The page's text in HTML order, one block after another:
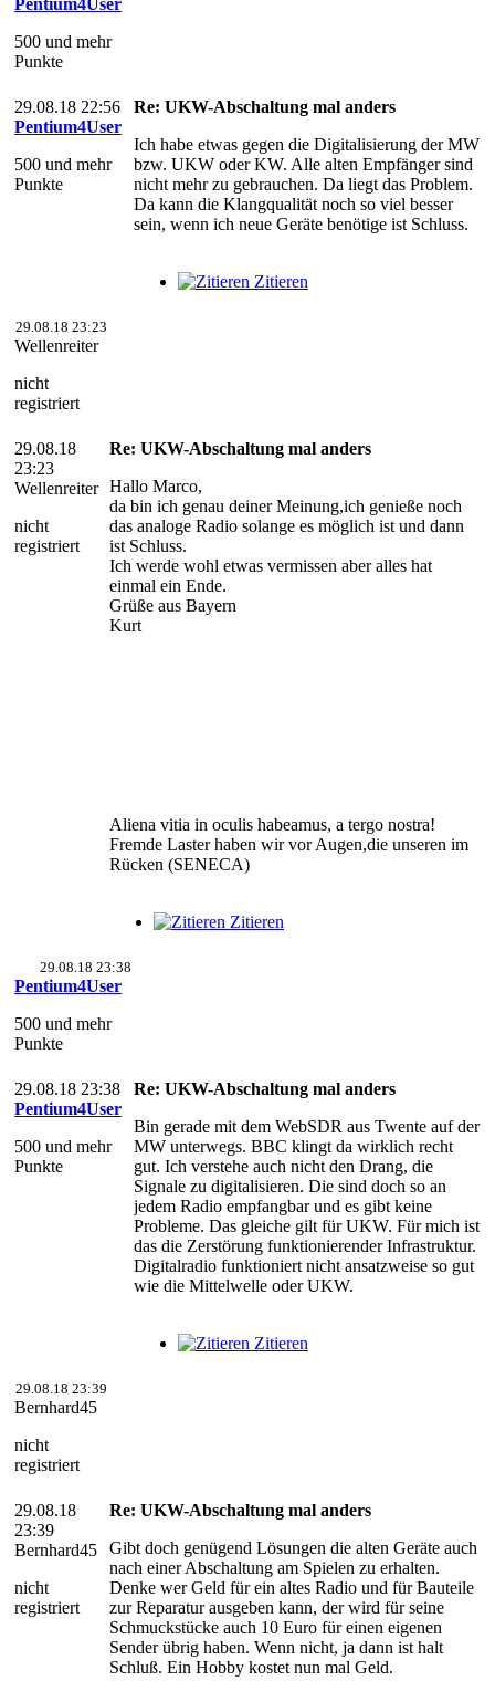
Pentium4User
500 und mehr
Punkte
29.08.18 22:56
Pentium4User
500 und mehr
Punkte
Re: UKW-Abschaltung mal anders
Ich habe etwas gegen die Digitalisierung der MW
bzw. UKW oder KW. Alle alten Empfänger sind
nicht mehr zu gebrauchen. Da liegt das Problem.
Da kann die Klangqualität noch so viel besser
sein, wenn ich neue Geräte benötige ist Schluss.
Zitieren
29.08.18 23:23
Wellenreiter
nicht
registriert
29.08.18
23:23
Wellenreiter
nicht
registriert
Re: UKW-Abschaltung mal anders
Hallo Marco,
da bin ich genau deiner Meinung,ich genieße noch
das analoge Radio solange es möglich ist und dann
ist Schluss.
Ich werde wohl etwas vermissen aber alles hat
einmal ein Ende.
Grüße aus Bayern
Kurt
Aliena vitia in oculis habeamus, a tergo nostra!
Fremde Laster haben wir vor Augen,die unseren im
Rücken (SENECA)
Zitieren
29.08.18 23:38
Pentium4User
500 und mehr
Punkte
29.08.18 23:38
Pentium4User
500 und mehr
Punkte
Re: UKW-Abschaltung mal anders
Bin gerade mit dem WebSDR aus Twente auf der
MW unterwegs. BBC klingt da wirklich recht
gut. Ich verstehe auch nicht den Drang, die
Signale zu digitalisieren. Die sind doch so an
jedem Radio empfangbar und es gibt keine
Probleme. Das gleiche gilt für UKW. Für mich ist
das die Zerstörung funktionierender Infrastruktur.
Digitalradio funktioniert nicht ansatzweise so gut
wie die Mittelwelle oder UKW.
Zitieren
29.08.18 23:39
Bernhard45
nicht
registriert
29.08.18
23:39
Bernhard45
nicht
registriert
Re: UKW-Abschaltung mal anders
Gibt doch genügend Lösungen die alten Geräte auch
nach einer Abschaltung am Spielen zu erhalten.
Denke wer Geld für ein altes Radio und für Bauteile
zur Reparatur ausgeben kann, der wird für seine
Schmuckstücke auch 10 Euro für einen eigenen
Sender übrig haben. Wenn nicht, ja dann ist halt
Schluß. Ein Hobby kostet nun mal Geld.